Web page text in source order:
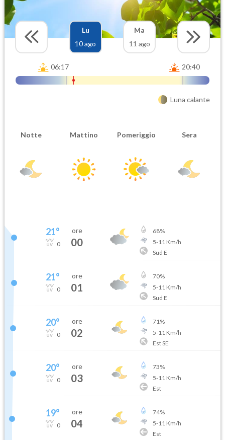
Lu
10 ago
Ma
11 ago
06:17 20:40
Luna calante
Notte Mattino Pomeriggio Sera
21°
0
ore
00
68%
5-11 Km/h
Sud E
21°
0
ore
01
70%
5-11 Km/h
Sud E
20°
0
ore
02
71%
5-11 Km/h
Est SE
20°
0
ore
03
73%
5-11 Km/h
Est
19°
0
ore
04
74%
5-11 Km/h
Est